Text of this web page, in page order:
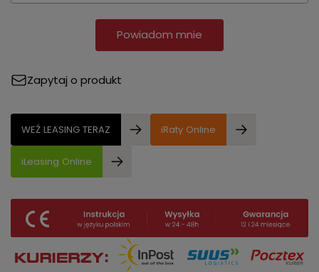
Powiadom mnie
Zapytaj o produkt
WEŹ LEASING TERAZ iRaty Online
iLeasing Online